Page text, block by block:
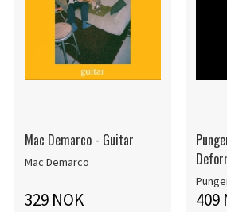
Mac Demarco - Guitar
Mac Demarco
329 NOK 409